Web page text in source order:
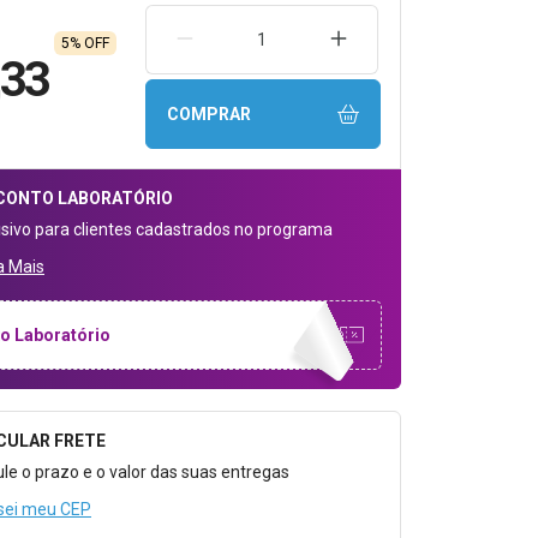
5% OFF REMOVER UMA UNIDADEAUMENTAR UMA
COMPRAR
LABORATÓRIO
para clientes cadastrados no programa
Mais
Laboratório
para Calcular o Frete
FRETE
o prazo e o valor das suas entregas
meu CEP